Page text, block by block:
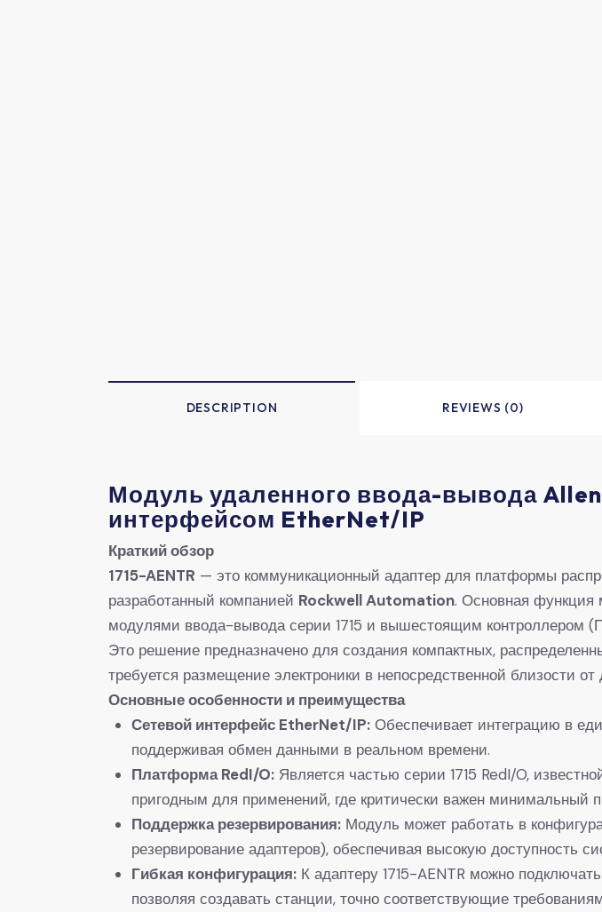
DESCRIPTION REVIEWS (0)
Модуль удаленного ввода-вывода
интерфейсом EtherNet/IP​
​Краткий обзор​
​1715-AENTR​ — это коммуникационный адаптер для платформы
разработанный компанией ​ ​Rockwell Automation​​. Основная функция
модулями ввода-вывода серии 1715 и вышестоящим контроллером
Это решение предназначено для создания компактных,
требуется размещение электроники в непосредственной близости
​Основные особенности и преимущества​
​Сетевой интерфейс EtherNet/IP:​ Обеспечивает интеграцию в
поддерживая обмен данными в реальном времени.
​Платформа RedI/O:​ Является частью серии 1715 RedI/O,
пригодным для применений, где критически важен минимальный
​Поддержка резервирования:​ Модуль может работать в
резервирование адаптеров), обеспечивая высокую доступность
​Гибкая конфигурация:​ К адаптеру 1715-AENTR можно
позволяя создавать станции, точно соответствующие